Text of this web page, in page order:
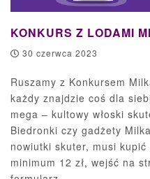
KONKURS Z LODAMI
30 czerwca 2023
Ruszamy z Konkursem
każdy znajdzie coś dla
mega – kultowy włoski
Biedronki czy gadżety
nowiutki skuter, musi
minimum 12 zł, wejść na